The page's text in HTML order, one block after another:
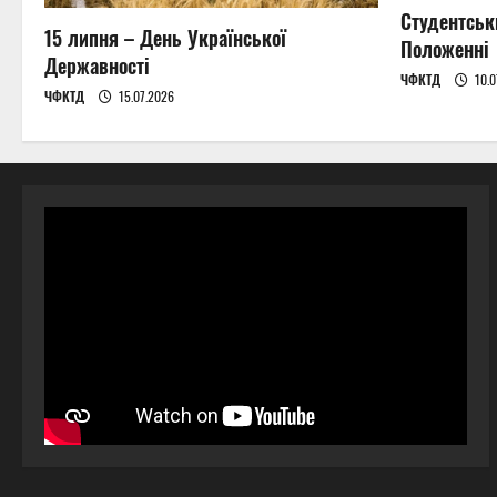
15 липня – День Української
Державності
ЧФКТД 15.07.2026
Положенні
ЧФКТД